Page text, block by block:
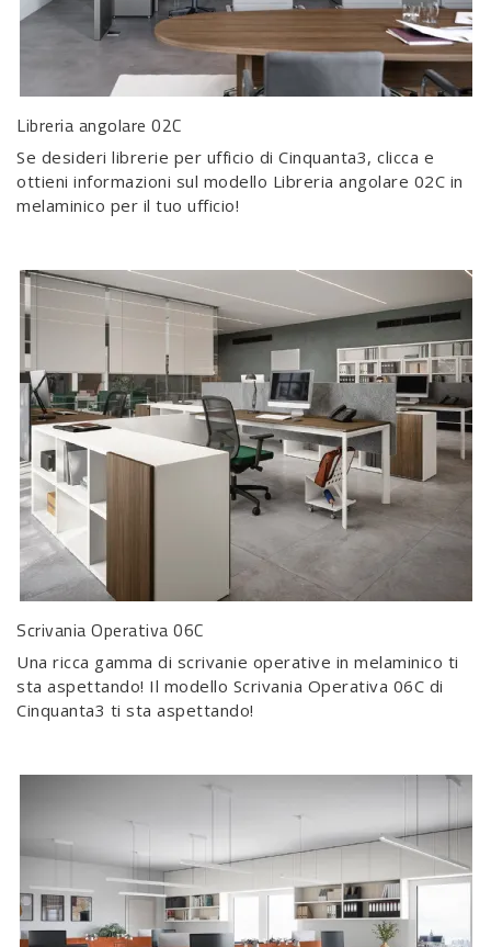
Libreria angolare 02C
Se desideri librerie per ufficio di Cinquanta3, clicca e
ottieni informazioni sul modello Libreria angolare 02C in
melaminico per il tuo ufficio!
Scrivania Operativa 06C
Una ricca gamma di scrivanie operative in melaminico ti
sta aspettando! Il modello Scrivania Operativa 06C di
Cinquanta3 ti sta aspettando!